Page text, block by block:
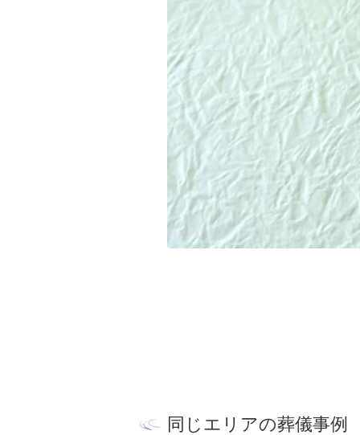
同じエリアの葬儀事例